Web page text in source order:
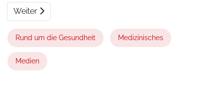
Weiter
Rund um die Gesundheit Medizinisches
Medien